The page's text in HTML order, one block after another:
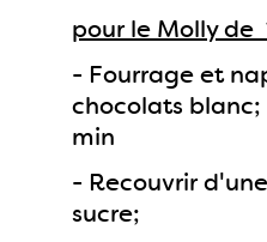
pour le Molly de
- Fourrage et
chocolats blanc;
min
- Recouvrir
sucre;